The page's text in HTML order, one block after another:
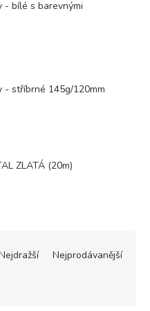
- bílé s barevnými
- stříbrné 145g/120mm
ZLATÁ (20m)
Nejprodávanější